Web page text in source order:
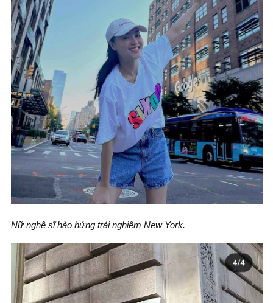
Nữ nghệ sĩ hào hứng trải nghiệm New York.